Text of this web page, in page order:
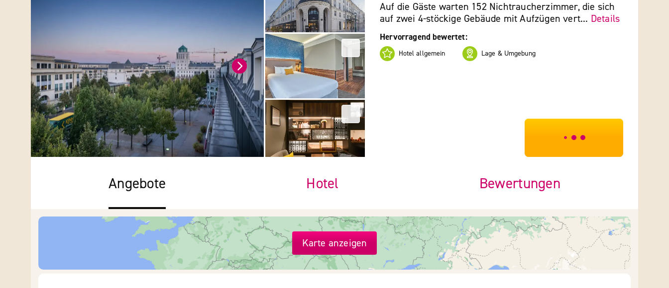
Auf die Gäste warten 152 Nichtraucherzimmer, die sich
auf zwei 4-stöckige Gebäude mit Aufzügen vert... Details
Hervorragend bewertet:
Hotel allgemein Lage & Umgebung
***************
Angebote Hotel Bewertungen
Karte anzeigen